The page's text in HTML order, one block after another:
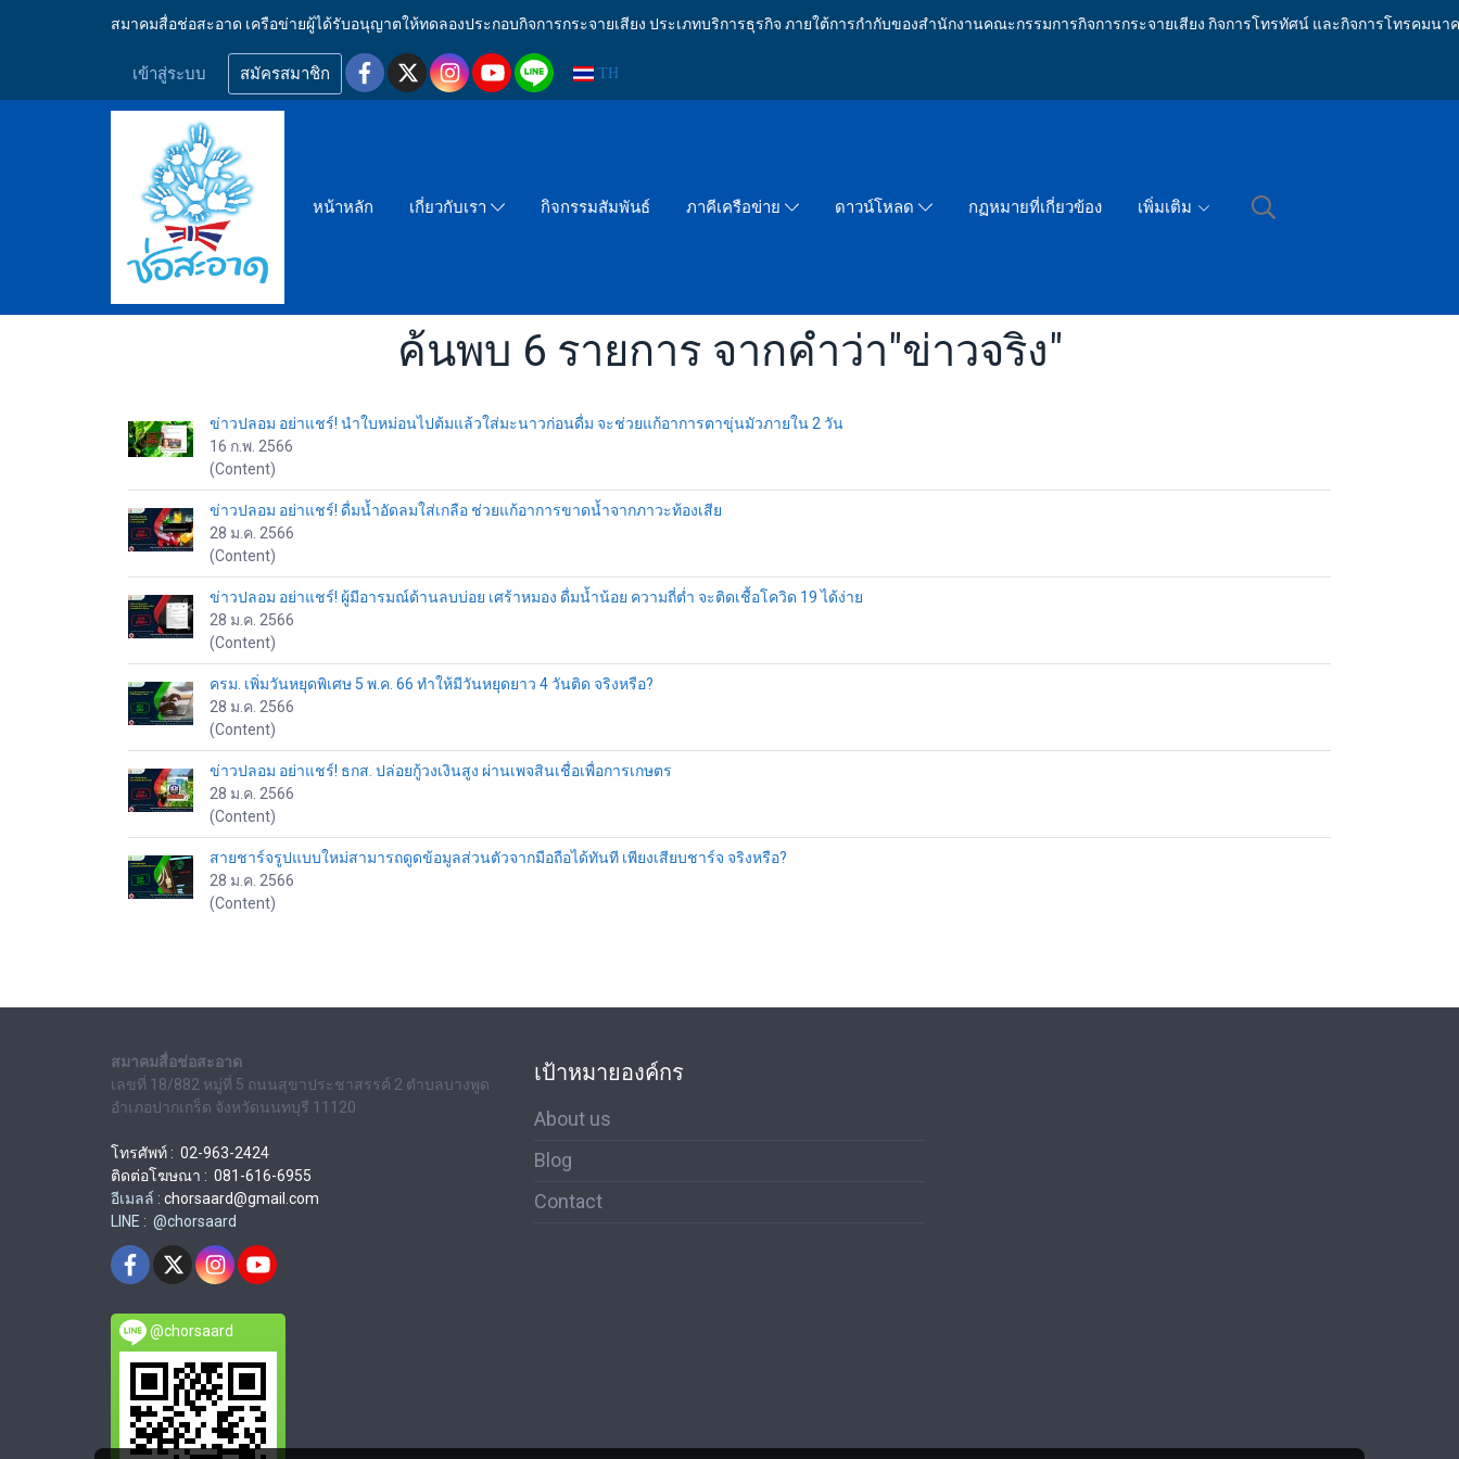
สมาคมสื่อช่อสะอาด เครือข่ายผู้ได้รับอนุญาตให้ทดลองประกอบกิจการกระจายเสียง ประเภทบริการธุรกิจ ภายใต้การกำกับของสำนักงานคณะกรรมการกิจการกระจายเสียง กิจการโทรทัศน์ และกิจการโทรคมนา
เข้าสู่ระบบ สมัครสมาชิก TH
หน้าหลัก เกี่ยวกับเรา กิจกรรมสัมพันธ์ ภาคีเครือข่าย ดาวน์โหลด กฏหมายที่เกี่ยวข้อง เพิ่มเติม
ค้นพบ 6 รายการ จากคำว่า"ข่าวจริง"
ข่าวปลอม อย่าแชร์! นำใบหม่อนไปต้มแล้วใส่มะนาวก่อนดื่ม จะช่วยแก้อาการตาขุ่นมัวภายใน 2 วัน
16 ก.พ. 2566
(Content)
ข่าวปลอม อย่าแชร์! ดื่มน้ำอัดลมใส่เกลือ ช่วยแก้อาการขาดน้ำจากภาวะท้องเสีย
28 ม.ค. 2566
(Content)
ข่าวปลอม อย่าแชร์! ผู้มีอารมณ์ด้านลบบ่อย เศร้าหมอง ดื่มน้ำน้อย ความถี่ต่ำ จะติดเชื้อโควิด 19 ได้ง่าย
28 ม.ค. 2566
(Content)
ครม. เพิ่มวันหยุดพิเศษ 5 พ.ค. 66 ทำให้มีวันหยุดยาว 4 วันติด จริงหรือ?
28 ม.ค. 2566
(Content)
ข่าวปลอม อย่าแชร์! ธกส. ปล่อยกู้วงเงินสูง ผ่านเพจสินเชื่อเพื่อการเกษตร
28 ม.ค. 2566
(Content)
สายชาร์จรูปแบบใหม่สามารถดูดข้อมูลส่วนตัวจากมือถือได้ทันที เพียงเสียบชาร์จ จริงหรือ?
28 ม.ค. 2566
(Content)
สมาคมสื่อช่อสะอาด
เลขที่ 18/882 หมู่ที่ 5 ถนนสุขาประชาสรรค์ 2 ตำบลบางพูด
อำเภอปากเกร็ด จังหวัดนนทบุรี 11120
โทรศัพท์ : 02-963-2424
ติดต่อโฆษณา : 081-616-6955
อีเมลล์ : chorsaard@gmail.com
LINE : @chorsaard
@chorsaard
เป้าหมายองค์กร
About us
Blog
Contact